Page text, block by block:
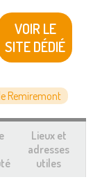
Remiremont
VOIR LE
SITE DÉDIÉ
Lieux et
adresses
utiles